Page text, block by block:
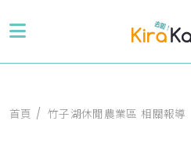
首頁 竹子湖休閒農業區 相關報導